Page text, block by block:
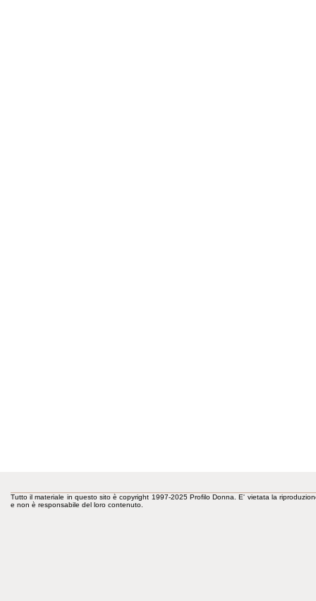
Tutto il materiale in questo sito è copyright 1997-2025 Profilo Donna. E' vietata la
e non è responsabile del loro contenuto.